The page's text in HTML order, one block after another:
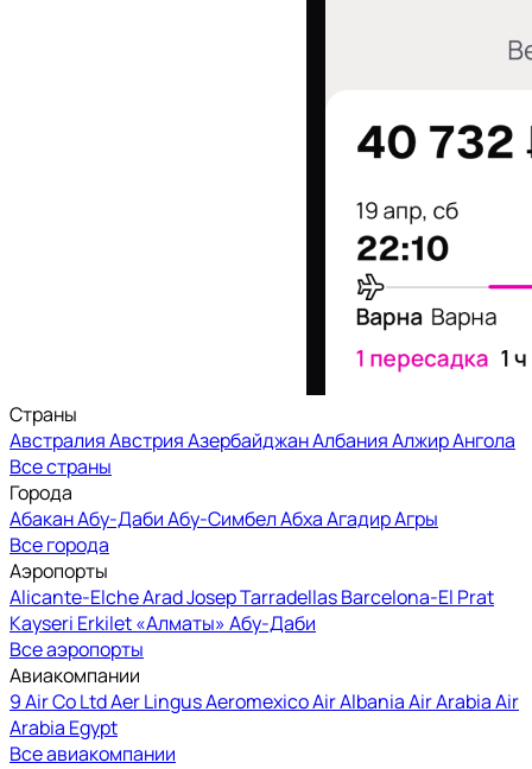
Страны
АвстралияАвстрияАзербайджанАлбанияАлжирАнгола
Все страны
Города
АбаканАбу-ДабиАбу-СимбелАбхаАгадирАгры
Все города
Аэропорты
Alicante-ElcheAradJosep Tarradellas Barcelona-El Prat
Kayseri Erkilet«Алматы»Абу-Даби
Все аэропорты
Авиакомпании
9 Air Co LtdAer LingusAeromexicoAir AlbaniaAir ArabiaAir
Arabia Egypt
Все авиакомпании